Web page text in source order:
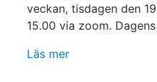
veckan, tisdagen den
15.00 via zoom.
Läs mer